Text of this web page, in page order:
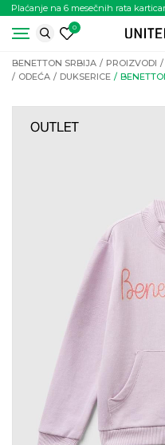
Plaćanje na 6 mesečnih rata
0
BENETTON SRBIJA PROIZVODI
ODEĆA
DUKSERICE